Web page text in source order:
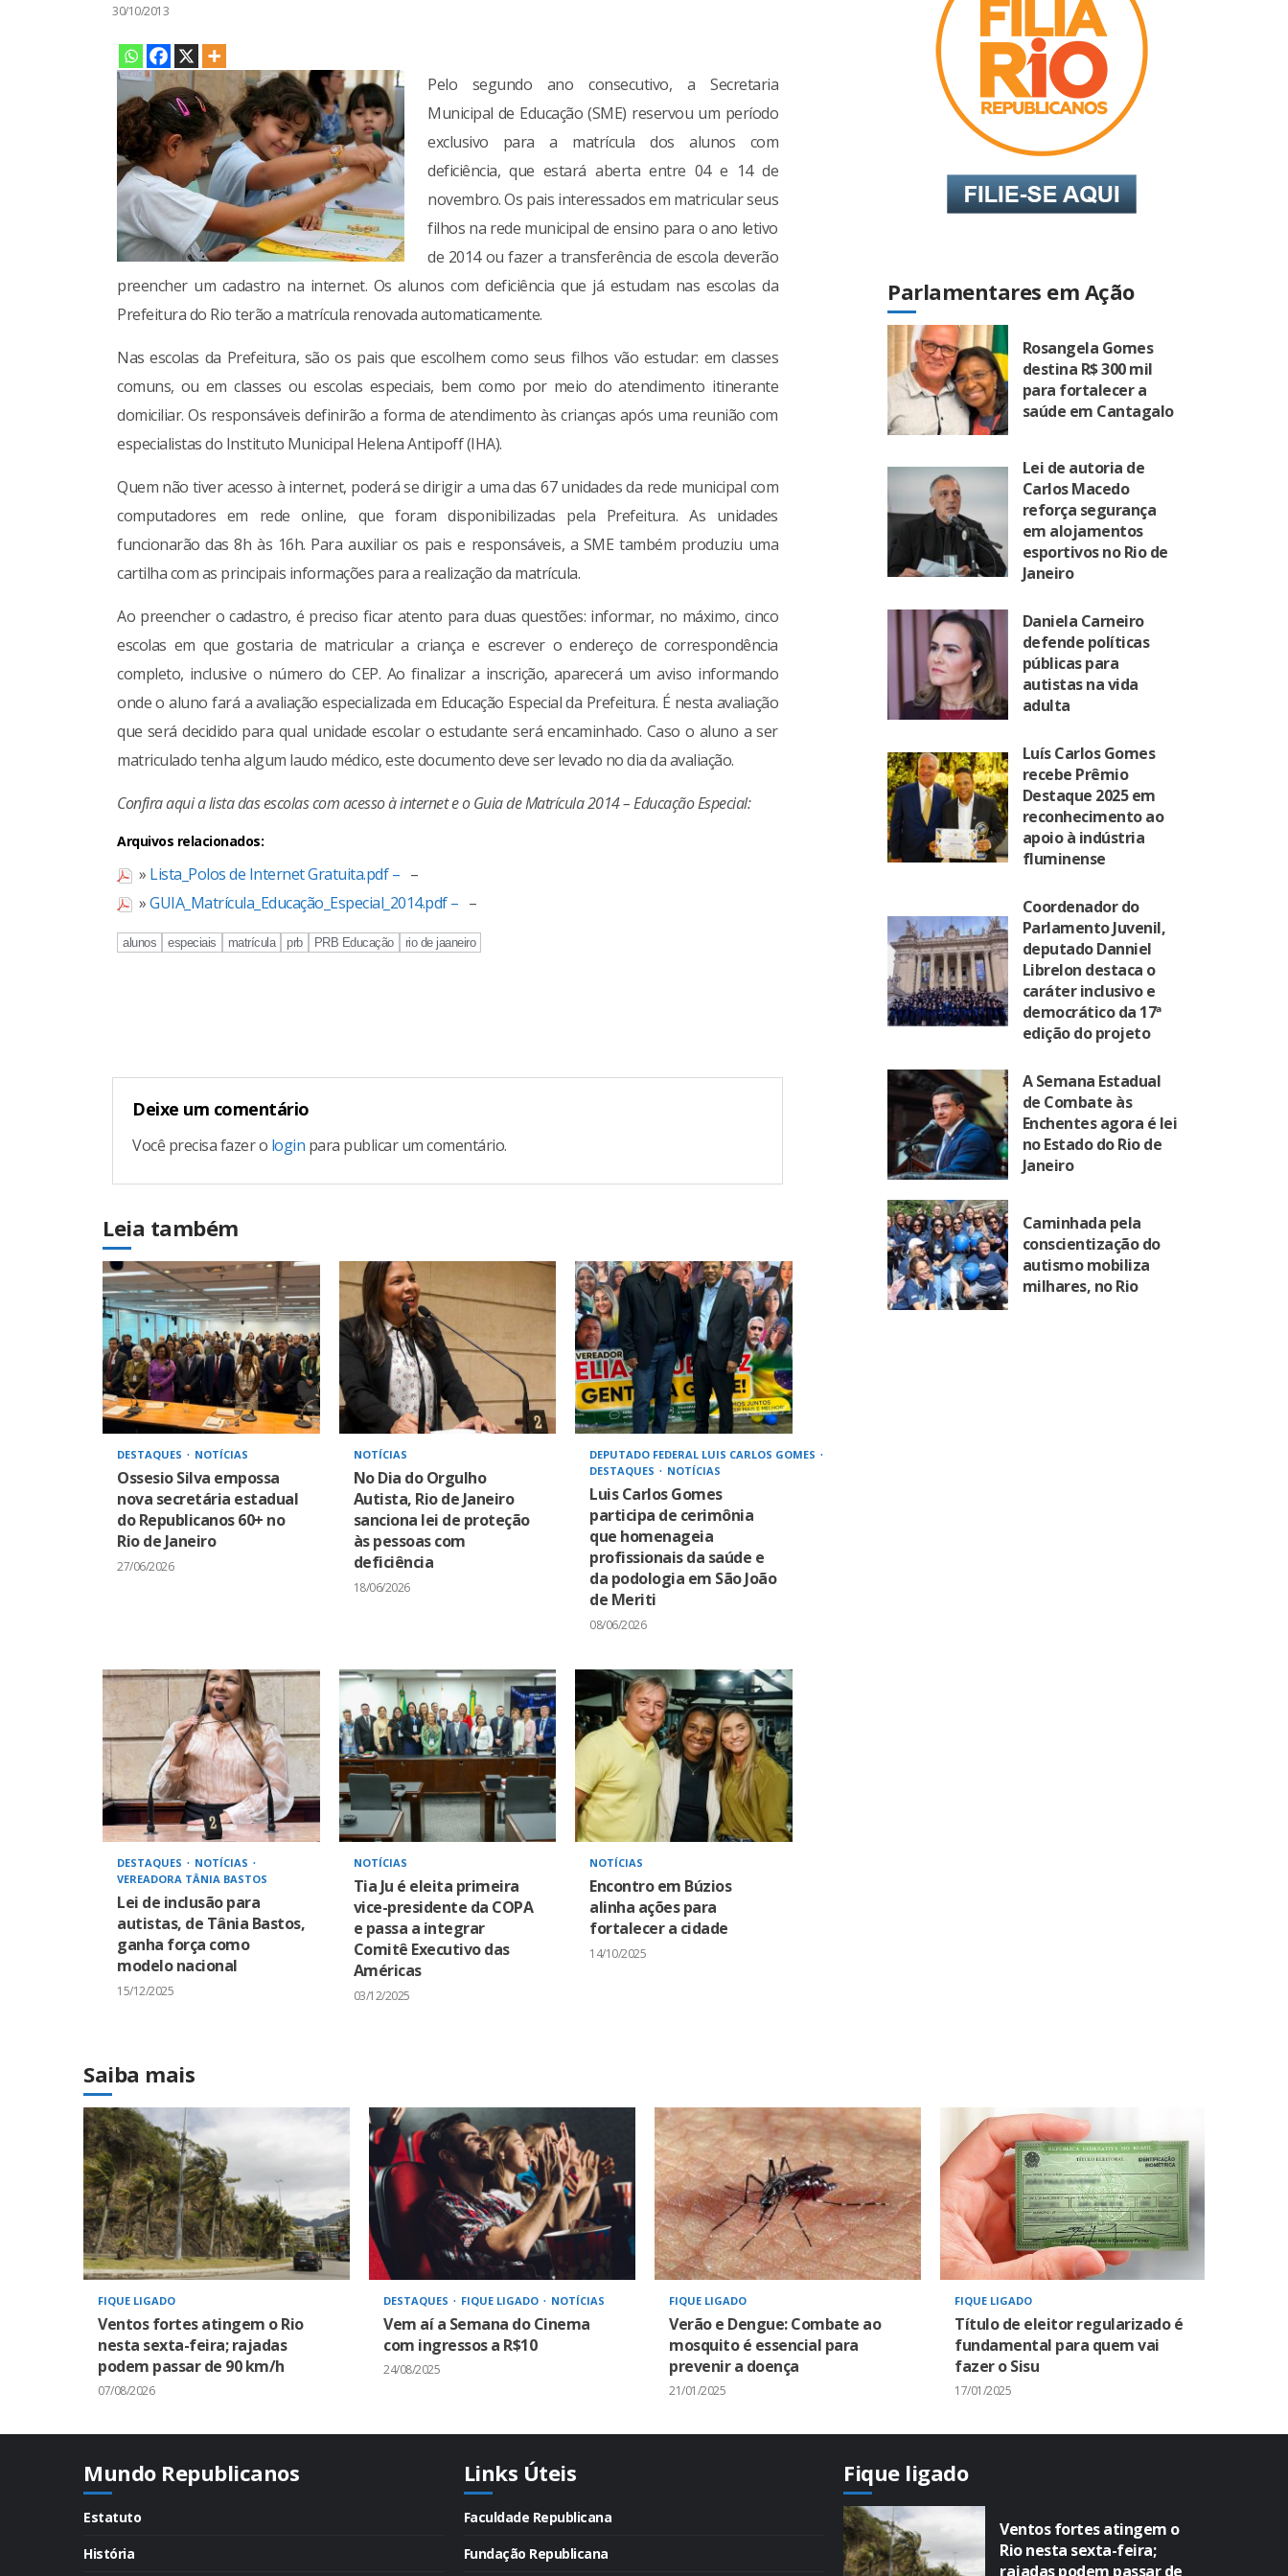
30/10/2013
Pelo segundo ano consecutivo, a Secretaria
Municipal de Educação (SME) reservou um período
exclusivo para a matrícula dos alunos com
deficiência, que estará aberta entre 04 e 14 de
novembro. Os pais interessados em matricular seus
filhos na rede municipal de ensino para o ano letivo
de 2014 ou fazer a transferência de escola deverão
preencher um cadastro na internet. Os alunos com deficiência que já estudam nas escolas da
Prefeitura do Rio terão a matrícula renovada automaticamente.
Nas escolas da Prefeitura, são os pais que escolhem como seus filhos vão estudar: em classes
comuns, ou em classes ou escolas especiais, bem como por meio do atendimento itinerante
domiciliar. Os responsáveis definirão a forma de atendimento às crianças após uma reunião com
especialistas do Instituto Municipal Helena Antipoff (IHA).
Quem não tiver acesso à internet, poderá se dirigir a uma das 67 unidades da rede municipal com
computadores em rede online, que foram disponibilizadas pela Prefeitura. As unidades
funcionarão das 8h às 16h. Para auxiliar os pais e responsáveis, a SME também produziu uma
cartilha com as principais informações para a realização da matrícula.
Ao preencher o cadastro, é preciso ficar atento para duas questões: informar, no máximo, cinco
escolas em que gostaria de matricular a criança e escrever o endereço de correspondência
completo, inclusive o número do CEP. Ao finalizar a inscrição, aparecerá um aviso informando
onde o aluno fará a avaliação especializada em Educação Especial da Prefeitura. É nesta avaliação
que será decidido para qual unidade escolar o estudante será encaminhado. Caso o aluno a ser
matriculado tenha algum laudo médico, este documento deve ser levado no dia da avaliação.
Confira aqui a lista das escolas com acesso à internet e o Guia de Matrícula 2014 – Educação Especial:
Arquivos relacionados:
» Lista_Polos de Internet Gratuita.pdf – –
»GUIA_Matrícula_Educação_Especial_2014.pdf – –
alunos especiais matrícula prb PRB Educação rio de jaaneiro
Deixe um comentário
Você precisa fazer o login para publicar um comentário.
Leia também
DESTAQUES NOTÍCIAS
Ossesio Silva empossa
nova secretária estadual
do Republicanos 60+ no
Rio de Janeiro
27/06/2026
NOTÍCIAS
No Dia do Orgulho
Autista, Rio de Janeiro
sanciona lei de proteção
às pessoas com
deficiência
18/06/2026
DEPUTADO FEDERAL LUIS CARLOS GOMES
DESTAQUES
NOTÍCIAS
Luis Carlos Gomes
participa de cerimônia
que homenageia
profissionais da saúde e
da podologia em São João
de Meriti
08/06/2026
DESTAQUES
NOTÍCIAS
VEREADORA TÂNIA BASTOS
Lei de inclusão para
autistas, de Tânia Bastos,
ganha força como
modelo nacional
15/12/2025
NOTÍCIAS
Tia Ju é eleita primeira
vice-presidente da COPA
e passa a integrar
Comitê Executivo das
Américas
03/12/2025
NOTÍCIAS
Encontro em Búzios
alinha ações para
fortalecer a cidade
14/10/2025
Parlamentares em Ação
Rosangela Gomes
destina R$ 300 mil
para fortalecer a
saúde em Cantagalo
Lei de autoria de
Carlos Macedo
reforça segurança
em alojamentos
esportivos no Rio de
Janeiro
Daniela Carneiro
defende políticas
públicas para
autistas na vida
adulta
Luís Carlos Gomes
recebe Prêmio
Destaque 2025 em
reconhecimento ao
apoio à indústria
fluminense
Coordenador do
Parlamento Juvenil,
deputado Danniel
Librelon destaca o
caráter inclusivo e
democrático da 17ª
edição do projeto
A Semana Estadual
de Combate às
Enchentes agora é lei
no Estado do Rio de
Janeiro
Caminhada pela
conscientização do
autismo mobiliza
milhares, no Rio
Saiba mais
FIQUE LIGADO
Ventos fortes atingem o Rio
nesta sexta-feira; rajadas
podem passar de 90 km/h
07/08/2026
DESTAQUES FIQUE LIGADO NOTÍCIAS
Vem aí a Semana do Cinema
com ingressos a R$10
24/08/2025
FIQUE LIGADO
Verão e Dengue: Combate ao
mosquito é essencial para
prevenir a doença
21/01/2025
FIQUE LIGADO
Título de eleitor regularizado é
fundamental para quem vai
fazer o Sisu
17/01/2025
Mundo Republicanos
Estatuto
História
Links Úteis
Faculdade Republicana
Fundação Republicana
Fique ligado
Ventos fortes atingem o
Rio nesta sexta-feira;
rajadas podem passar de